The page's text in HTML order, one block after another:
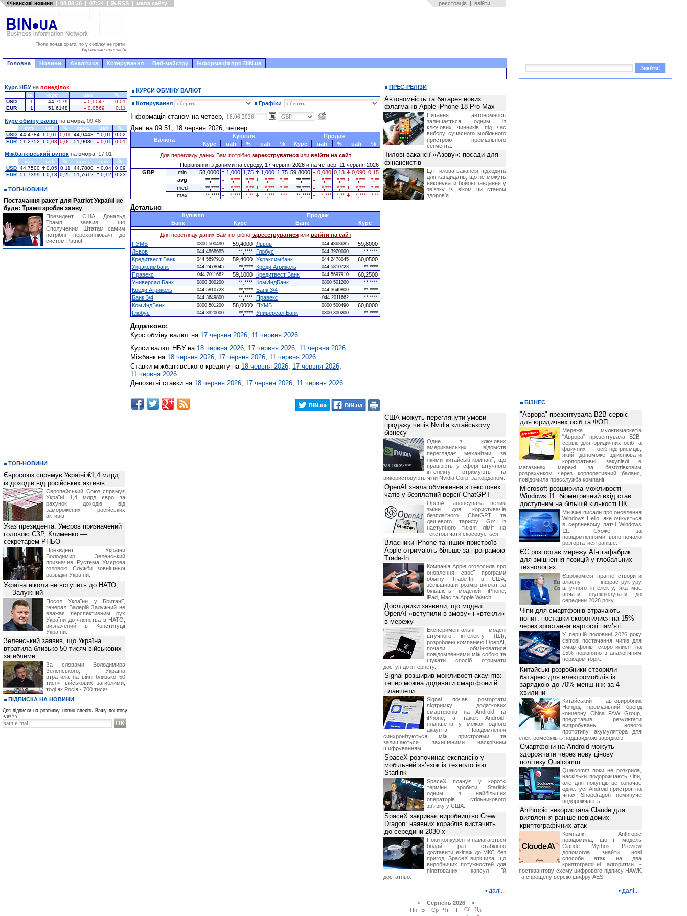
Фінансові новини | 08.08.26 | 07:24 | RSS | мапа сайту реєстрація | ввійти
"Коли почав орати, то у сопілку не грати"
Українське прислів'я
Головна Новини Аналітика Котирування Веб-майстру Інформація про BIN.ua
КУРСИ ОБМІНУ ВАЛЮТ
Котирування Графіки
Інформація станом на четвер,
Дані на 09:51, 18 червня 2026, четвер
Валюта
Купівля
Продаж
Курс
uah % uah % Курс uah % uah
%
Для перегляду даних Вам потрібно зареєструватисяили ввійти на сайт
Порівняння з даними на середу, 17 червня 2026 и на четвер, 11 червня 2026
GBP
min 58,0000 1,000 1,75 1,000 1,75 59,8000 0,080 0,13 0,090 0,15
avg
**,**** *,*** *,** *,*** *,** **,**** *,*** *,** *,***
*,**
med
**,**** *,*** *,** *,*** *,** **,**** *,*** *,** *,***
*,**
max
**,**** *,*** *,** *,*** *,** **,**** *,*** *,** *,*** *,**
Детально
Купівля
Продаж
Банк
Курс Банк
Курс
Для перегляду даних Вам потрібно зареєструватисяили ввійти на сайт
ПУМБ
0800 500490 59,4000 Львов 044 4868685
59,8000
Львов
044 4868685 **,**** Глобус 044 3920000
**,****
Кредитвест Банк
044 5697910 59,4000 Укрэксимбанк 044 2478045
60,0500
Укрэксимбанк
044 2478045 **,**** Креди Агриколь 044 5810723
**,****
Правекс
044 2011662 59,1000 Кредитвест Банк 044 5697910
60,2500
Универсал Банк
0800 300200 **,**** КомИндБанк 0800 501200
**,****
Креди Агриколь
044 5810723 **,**** Банк 3/4 044 3649800
**,****
Банк 3/4
044 3649800 **,**** Правекс 044 2011662
**,****
КомИндБанк
0800 501200 58,0000 ПУМБ 0800 500490
60,8000
Глобус
044 3920000 **,**** Универсал Банк 0800 300200 **,****
Додатково:
Курс обміну валют на 17 червня 2026, 11 червня 2026
Курси валют НБУ на 18 червня 2026, 17 червня 2026, 11 червня 2026
Міжбанк на 18 червня 2026, 17 червня 2026, 11 червня 2026
Ставки міжбанківського кредиту на 18 червня 2026, 17 червня 2026,
11 червня 2026
Депозитні ставки на 18 червня 2026, 17 червня 2026, 11 червня 2026
Курс НБУ на понеділок
за курс uah
%
USD
1 44,7579 0,0047
0,01
EUR
1 51,6148 0,0569 0,11
Курс обміну валют на вчора , 09:48
куп. uah % прод. uah
%
USD 44,4784 0,01 0,01 44,9448 0,01
0,02
EUR 51,2752 0,03 0,06 51,9080 0,01 0,01
Міжбанківський ринок на вчора , 17:01
куп. uah % прод. uah
%
USD 44,7500 0,05 0,11 44,7800 0,04
0,09
EUR 51,7399 0,13 0,25 51,7612 0,12 0,23
ТОП-НОВИНИ
Постачання ракет для Patriot Україні не
буде: Трамп зробив заяву
Президент США Дональд
Трамп заявив, що
Сполученим Штатам самим
потрібні перехоплювачі до
систем Patriot.
ТОП-НОВИНИ
Євросоюз спрямує Україні €1,4 млрд
із доходів від російських активів
Європейський Союз спрямує
Україні 1,4 млрд євро за
рахунок доходів від
заморожених російських
активів.
Указ президента: Умєров призначений
головою СЗР, Клименко —
секретарем РНБО
Президент України
Володимир Зеленський
призначив Pустема Умєрова
головою Служби зовнішньої
розвідки України.
Україна ніколи не вступить до НАТО,
— Залужний
Посол України у Британії,
генерал Валерій Залужний не
вважає перспективним рух
України до членства в НАТО,
визначений в Конституції
України.
Зеленський заявив, що Україна
втратила близько 50 тисяч військових
загиблими
За словами Володимира
Зеленського, Україна
втратила на війні близько 50
тисяч військових загиблими,
тоді як Росія - 700 тисяч.
ПІДПИСКА НА НОВИНИ
Для підписки на розсилку новин введіть Вашу поштову
адресу :
ПРЕС-РЕЛІЗИ
Автономність та батарея нових
флагманів Apple iPhone 18 Pro Max
Питання автономності
залишається одним із
ключових чинників під час
вибору сучасного мобільного
пристрою преміального
сегмента.
Тилові вакансії «Азову»: посади для
фінансистів
Ця тилова вакансія підходить
для кандидатів, що не можуть
виконувати бойові завдання у
звʼязку із віком чи станом
здоровʼя.
США можуть переглянути умови
продажу чипів Nvidia китайському
бізнесу
Одне з ключових
американських відомств
переглядає механізми, за
якими китайські компанії, що
працюють у сфері штучного
інтелекту, отримують та
використовують чіпи Nvidia Corp. за кордоном.
OpenAI зняла обмеження з текстових
чатів у безплатній версії ChatGPT
OpenAI анонсувала великі
зміни для користувачів
безплатного ChatGPT та
дешевого тарифу Go: із
наступного тижня ліміт на
текстові чати скасовується.
Власники iPhone та інших пристроїв
Apple отримають більше за програмою
Trade-In
Компанія Apple оголосила про
оновлення своєї програми
обміну Trade-In в США,
збільшивши розмір виплат за
більшість моделей iPhone,
iPad, Mac та Apple Watch.
Дослідники заявили, що моделі
OpenAI «вступили в змову» і «втекли»
в мережу
Експериментальні моделі
штучного інтелекту (ШІ),
розроблені компанією OpenAI,
почали обмінюватися
повідомленнями між собою та
шукати спосіб отримати
доступ до інтернету.
Signal розширив можливості акаунтів:
тепер можна додавати смартфони й
планшети
Signal почав розгортати
підтримку додаткових
смартфонів на Android та
iPhone, а також Android-
планшетів у межах одного
акаунта. Повідомлення
синхронізуються між пристроями та
залишаються захищеними наскрізним
шифруванням.
SpaceX розпочинає експансію у
мобільний зв’язок із технологією
Starlink
SpaceX планує у короткі
терміни зробити Starlink
одним з найбільших
операторів стільникового
зв'язку у США.
SpaceX закриває виробництво Crew
Dragon: наявних кораблів вистачить
до середини 2030-х
Поки конкуренти намагаються
бодай раз стабільно
доставити екіпаж до МКС без
пригод, SpaceX вирішила, що
виробничих потужностей для
пілотованих капсул їй
достатньо.
• далі...
«Серпень 2026 »
Пн
Вт Ср Чт Пт Сб
Нд
БІЗНЕС
"Аврора" презентувала B2B-сервіс
для юридичних осіб та ФОП
Мережа мультимаркетів
"Аврора" презентувала B2B-
сервіс для юридичних осіб та
фізичних осіб-підприємців,
який допоможе здійснювати
корпоративні закупівлі в
магазинах мережі за безготівковим
розрахунком через корпоративний баланс,
повідомила пресслужба компанії.
Microsoft розширила можливості
Windows 11: біометричний вхід став
доступним на більшій кількості ПК
Ми вже писали про оновлення
Windows Hello, яке очікується
в серпневому патчі Windows
11. Схоже, за
повідомленнями, воно почало
розгортатися раніше.
ЄС розгортає мережу AI-гігафабрик
для зміцнення позицій у глобальних
технологіях
Єврокомісія прагне створити
власну інфраструктуру
штучного інтелекту, яка має
почати функціонувати до
середини 2028 року
Чіпи для смартфонів втрачають
попит: поставки скоротилися на 15%
через зростання вартості пам’яті
У першій половині 2026 року
світові постачання чипів для
смартфонів скоротилися на
15% порівняно з аналогічним
періодом торік.
Китайські розробники створили
батарею для електромобілів із
зарядкою до 70% менш ніж за 4
хвилини
Китайський автовиробник
Hongqi, преміальний бренд
концерну China FAW Group,
представив результати
випробувань нового
прототипу акумулятора для
електромобілів із надшвидкою зарядкою.
Смартфони на Android можуть
здорожчати через нову цінову
політику Qualcomm
Qualcomm поки не розкрила,
наскільки подорожчають чіпи,
але для покупців це означає
одне: усі Android-пристрої на
чіпах Snapdragon неминуче
подорожчають.
Anthropic використала Claude для
виявлення раніше невідомих
криптографічних атак
Компанія Anthropic
повідомила, що її модель
Claude Mythos Preview
допомогла знайти нові
способи атак на два
криптографічні алгоритми -
постквантову схему цифрового підпису HAWK
та спрощену версію шифру AES.
• далі...